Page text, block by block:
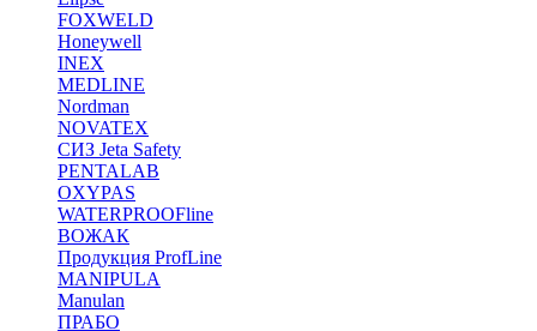
FOXWELD
Honeywell
INEX
MEDLINE
Nordman
NOVATEX
СИЗ Jeta Safety
PENTALAB
OXYPAS
WATERPROOFline
ВОЖАК
Продукция ProfLine
MANIPULA
Manulan
ПРАБО